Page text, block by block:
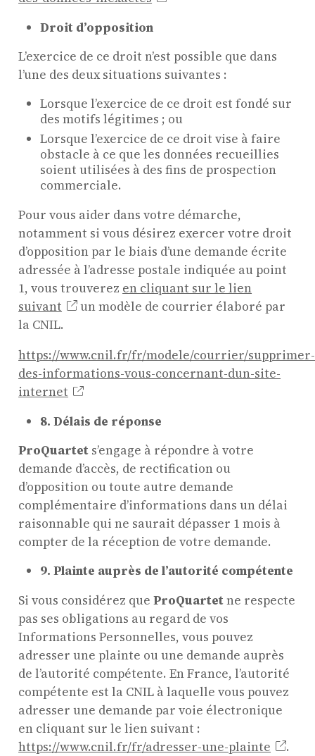
Droit d’opposition
L’exercice de ce droit n’est possible que dans
l’une des deux situations suivantes :
Lorsque l’exercice de ce droit est fondé sur
des motifs légitimes ; ou
Lorsque l’exercice de ce droit vise à faire
obstacle à ce que les données recueillies
soient utilisées à des fins de prospection
commerciale.
Pour vous aider dans votre démarche,
notamment si vous désirez exercer votre droit
d’opposition par le biais d’une demande écrite
adressée à l’adresse postale indiquée au point
1, vous trouverez en cliquant sur le lien
suivant
un modèle de courrier élaboré par
la CNIL.
https://www.cnil.fr/fr/modele/courrier/supprimer-
des-informations-vous-concernant-dun-site-
internet
8. Délais de réponse
ProQuartet s’engage à répondre à votre
demande d’accès, de rectification ou
d’opposition ou toute autre demande
complémentaire d’informations dans un délai
raisonnable qui ne saurait dépasser 1 mois à
compter de la réception de votre demande.
9. Plainte auprès de l’autorité compétente
Si vous considérez queProQuartetne respecte
pas ses obligations au regard de vos
Informations Personnelles, vous pouvez
adresser une plainte ou une demande auprès
de l’autorité compétente. En France, l’autorité
compétente est la CNIL à laquelle vous pouvez
adresser une demande par voie électronique
en cliquant sur le lien suivant :
https://www.cnil.fr/fr/adresser-une-plainte
.
ProQuartet - Centre
Européen de Musique de
Chambre
Résidence jeunes
Formation professionnelle
masterclasses
Projets européens
Actions culturelles
Concerts et événements
Pratiques amateurs
Agenda
Actualités
Soutenir ProQuartet
Vidéos des masterclasses